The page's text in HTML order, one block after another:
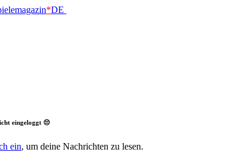
*DE
eingeloggt 😔
ein, um deine Nachrichten zu lesen.